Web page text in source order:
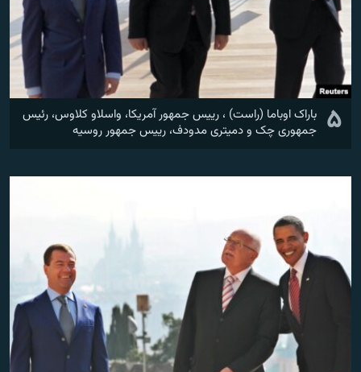
۵ باراک اوباما (راست) ، رییس جمهور آمریکا، واسلاو کلاوس، رئيس
جمهوری چک و دمیتری مدودف، رییس جمهور روسیه